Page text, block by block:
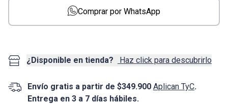
Comprar por WhatsApp
¿Disponible en tienda? Haz click para descubrirlo
Envío gratis a partir de $349.900 Aplican TyC.
Entrega en 3 a 7 días hábiles.